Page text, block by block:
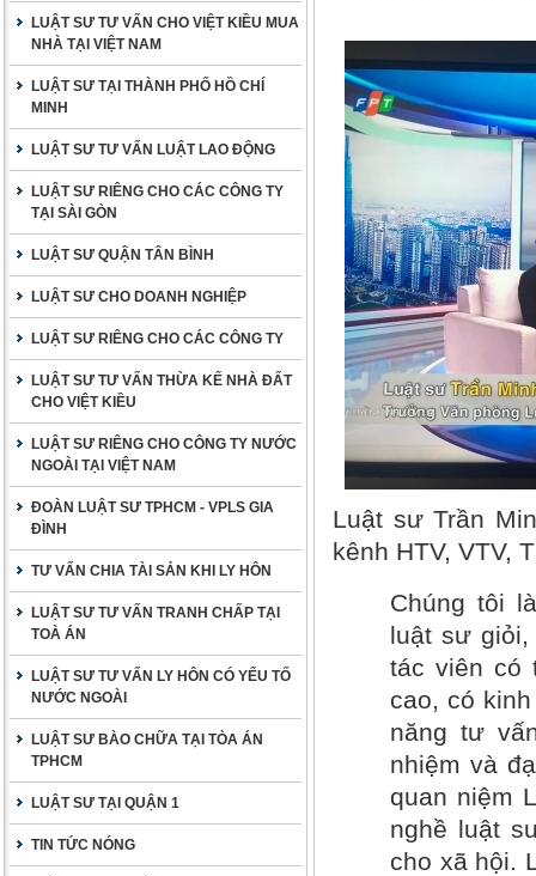
LUẬT SƯ TƯ VẤN CHO VIỆT KIỀU MUA
NHÀ TẠI VIỆT NAM
LUẬT SƯ TẠI THÀNH PHỐ HỒ CHÍ
MINH
LUẬT SƯ TƯ VẤN LUẬT LAO ĐỘNG
LUẬT SƯ RIÊNG CHO CÁC CÔNG TY
TẠI SÀI GÒN
LUẬT SƯ QUẬN TÂN BÌNH
LUẬT SƯ CHO DOANH NGHIỆP
LUẬT SƯ RIÊNG CHO CÁC CÔNG TY
LUẬT SƯ TƯ VẤN THỪA KẾ NHÀ ĐẤT
CHO VIỆT KIỀU
LUẬT SƯ RIÊNG CHO CÔNG TY NƯỚC
NGOÀI TẠI VIỆT NAM
ĐOÀN LUẬT SƯ TPHCM - VPLS GIA
ĐÌNH
TƯ VẤN CHIA TÀI SẢN KHI LY HÔN
LUẬT SƯ TƯ VẤN TRANH CHẤP TẠI
TOÀ ÁN
LUẬT SƯ TƯ VẤN LY HÔN CÓ YẾU TỐ
NƯỚC NGOÀI
LUẬT SƯ BÀO CHỮA TẠI TÒA ÁN
TPHCM
LUẬT SƯ TẠI QUẬN 1
TIN TỨC NÓNG
Luật sư Trần
kênh HTV, VTV,
Chúng tôi
luật sư giỏi,
tác viên có
cao, có
năng tư
nhiệm và
quan niệm
nghề luật
cho xã hội.